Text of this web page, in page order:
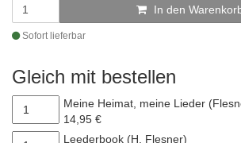
In den
Sofort lieferbar
Gleich mit bestellen
Meine Heimat, meine Lieder
14,95 €
Leederbook (H. Flesner)